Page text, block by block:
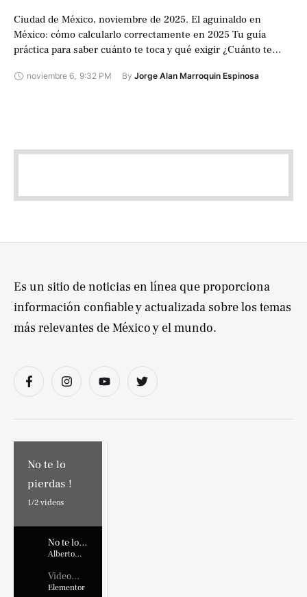
Ciudad de México, noviembre de 2025. El aguinaldo en
México: cómo calcularlo correctamente en 2025 Tu guía
práctica para saber cuánto te toca y qué exigir ¿Cuánto te
noviembre 6, 9:32 PM By Jorge Alan Marroquin Espinosa
No te lo
pierdas !
1/2 videos
No te lo
pierdas !
Alberto
Video
Placehold
Elementor
Es un sitio de noticias en línea que proporciona
información confiable y actualizada sobre los temas
más relevantes de México y el mundo.